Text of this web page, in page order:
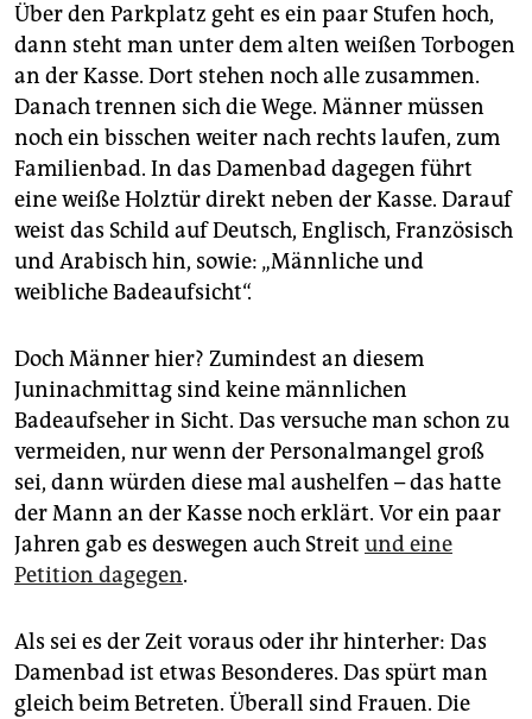
Hindernisse auf dem Weg
Vieles im Damenbad ist noch alt, die Preise sind aber
gestiegen. Männer müssen sowieso ins benachbarte
Familienbad abbiegen, in dem ebenfalls sportliches
Schwimmen besser geht. Dort gibt es ein größeres
Becken, Tischtennisplatten und einen Kiosk, der keine
Freibadpommes verkauft. An heißen Tagen kann es
schwer sein, einen Parkplatz zu finden. Auch die
Fahrradabstellplätze sind in Freiburg beliebt. Und für
die Pacht einer Sommerkabine ist die Warteliste lang.
Über den Parkplatz geht es ein paar Stufen hoch,
dann steht man unter dem alten weißen Torbogen
an der Kasse. Dort stehen noch alle zusammen.
Danach trennen sich die Wege. Männer müssen
noch ein bisschen weiter nach rechts laufen, zum
Familienbad. In das Damenbad dagegen führt
eine weiße Holztür direkt neben der Kasse. Darauf
weist das Schild auf Deutsch, Englisch, Französisch
und Arabisch hin, sowie: „Männliche und
weibliche Badeaufsicht“.
Doch Männer hier? Zumindest an diesem
Juninachmittag sind keine männlichen
Badeaufseher in Sicht. Das versuche man schon zu
vermeiden, nur wenn der Personalmangel groß
sei, dann würden diese mal aushelfen – das hatte
der Mann an der Kasse noch erklärt. Vor ein paar
Jahren gab es deswegen auch Streit und eine
Petition dagegen.
Als sei es der Zeit voraus oder ihr hinterher: Das
Damenbad ist etwas Besonderes. Das spürt man
gleich beim Betreten. Überall sind Frauen. Die